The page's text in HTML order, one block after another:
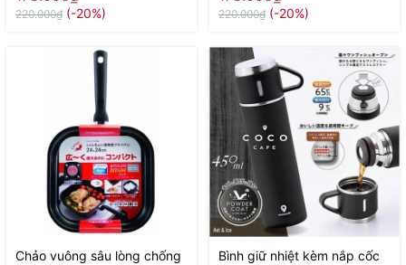
- Hàng Nhật nội địa
220.000₫ (-20%)
địa
220.000₫ (-20%)
Chảo vuông sâu lòng chống
Bình giữ nhiệt kèm nắp cốc